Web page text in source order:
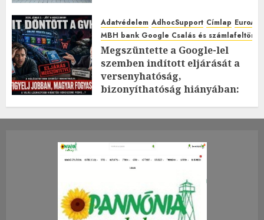
Adatvédelem AdhocSupport Címlap
MBH bank Google Csalás és
Megszüntette a Google-lel
szemben indított eljárását a
versenyhatóság,
bizonyíthatóság hiányában:
2026.JÚLIUS.23. CSÜTÖRTÖK.
0